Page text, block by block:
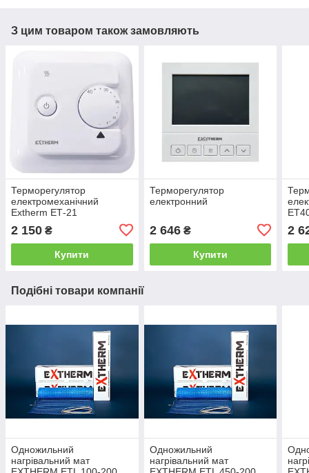
З цим товаром також замовляють
Терморегулятор
електромеханічний
Extherm ЕТ-21
2 150 ₴
Купити
Терморегулятор
електронний
2 646₴
Купити
2
Подібні товари компанії
Одножильний
нагрівальний мат
Одножильний
нагрівальний мат